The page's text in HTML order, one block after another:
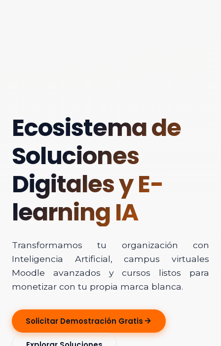
Ecosistema de
Soluciones
Digitales y E-
learning IA
Transformamos tu organización con
Inteligencia Artificial, campus virtuales
Moodle avanzados y cursos listos para
monetizar con tu propia marca blanca.
Solicitar Demostración Gratis